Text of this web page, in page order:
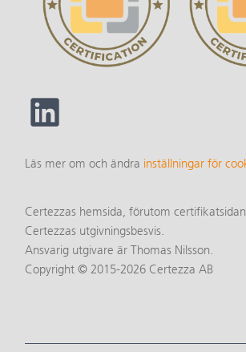
Läs mer om och ändra inställningar för
Certezzas hemsida, förutom
Certezzas utgivningsbesvis.
Ansvarig utgivare är Thomas Nilsson.
Copyright © 2015-2026 Certezza AB